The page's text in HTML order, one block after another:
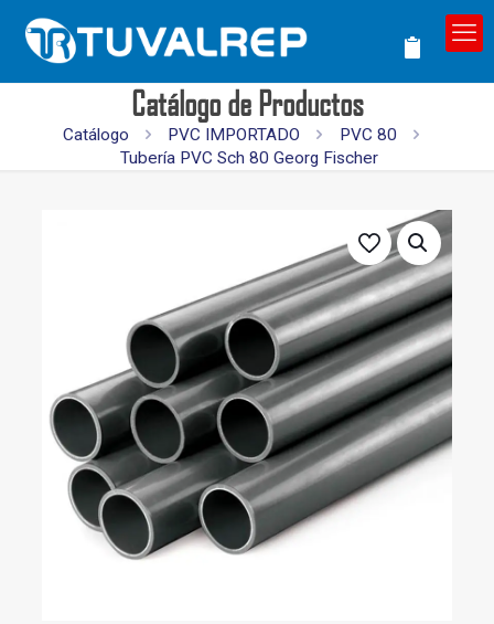
Catálogo de Productos
Catálogo PVC IMPORTADO
PVC 80
Tubería PVC Sch 80 Georg Fischer